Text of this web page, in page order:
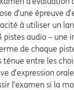
d’une épreuve
à utiliser un
pistes audio –
de chaque
entre les
d’expression
l’examen si la